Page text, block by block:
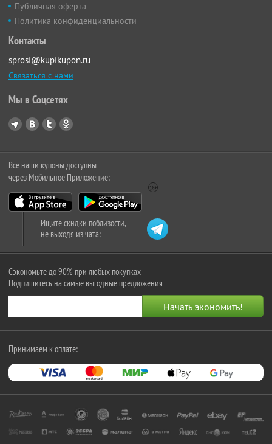
Публичная оферта
Политика конфиденциальности
Контакты
sprosi@kupikupon.ru
Связаться с нами
Мы в Соцсетях
Все наши купоны доступны
через Мобильное Приложение:
Ищите скидки поблизости,
не выходя из чата:
Сэкономьте до 90% при любых покупках
Подпишитесь на самые выгодные предложения
Принимаем к оплате: